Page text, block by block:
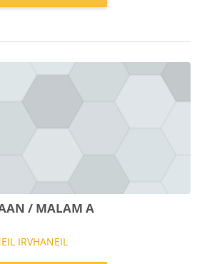
/ MALAM A
IRVHANEIL